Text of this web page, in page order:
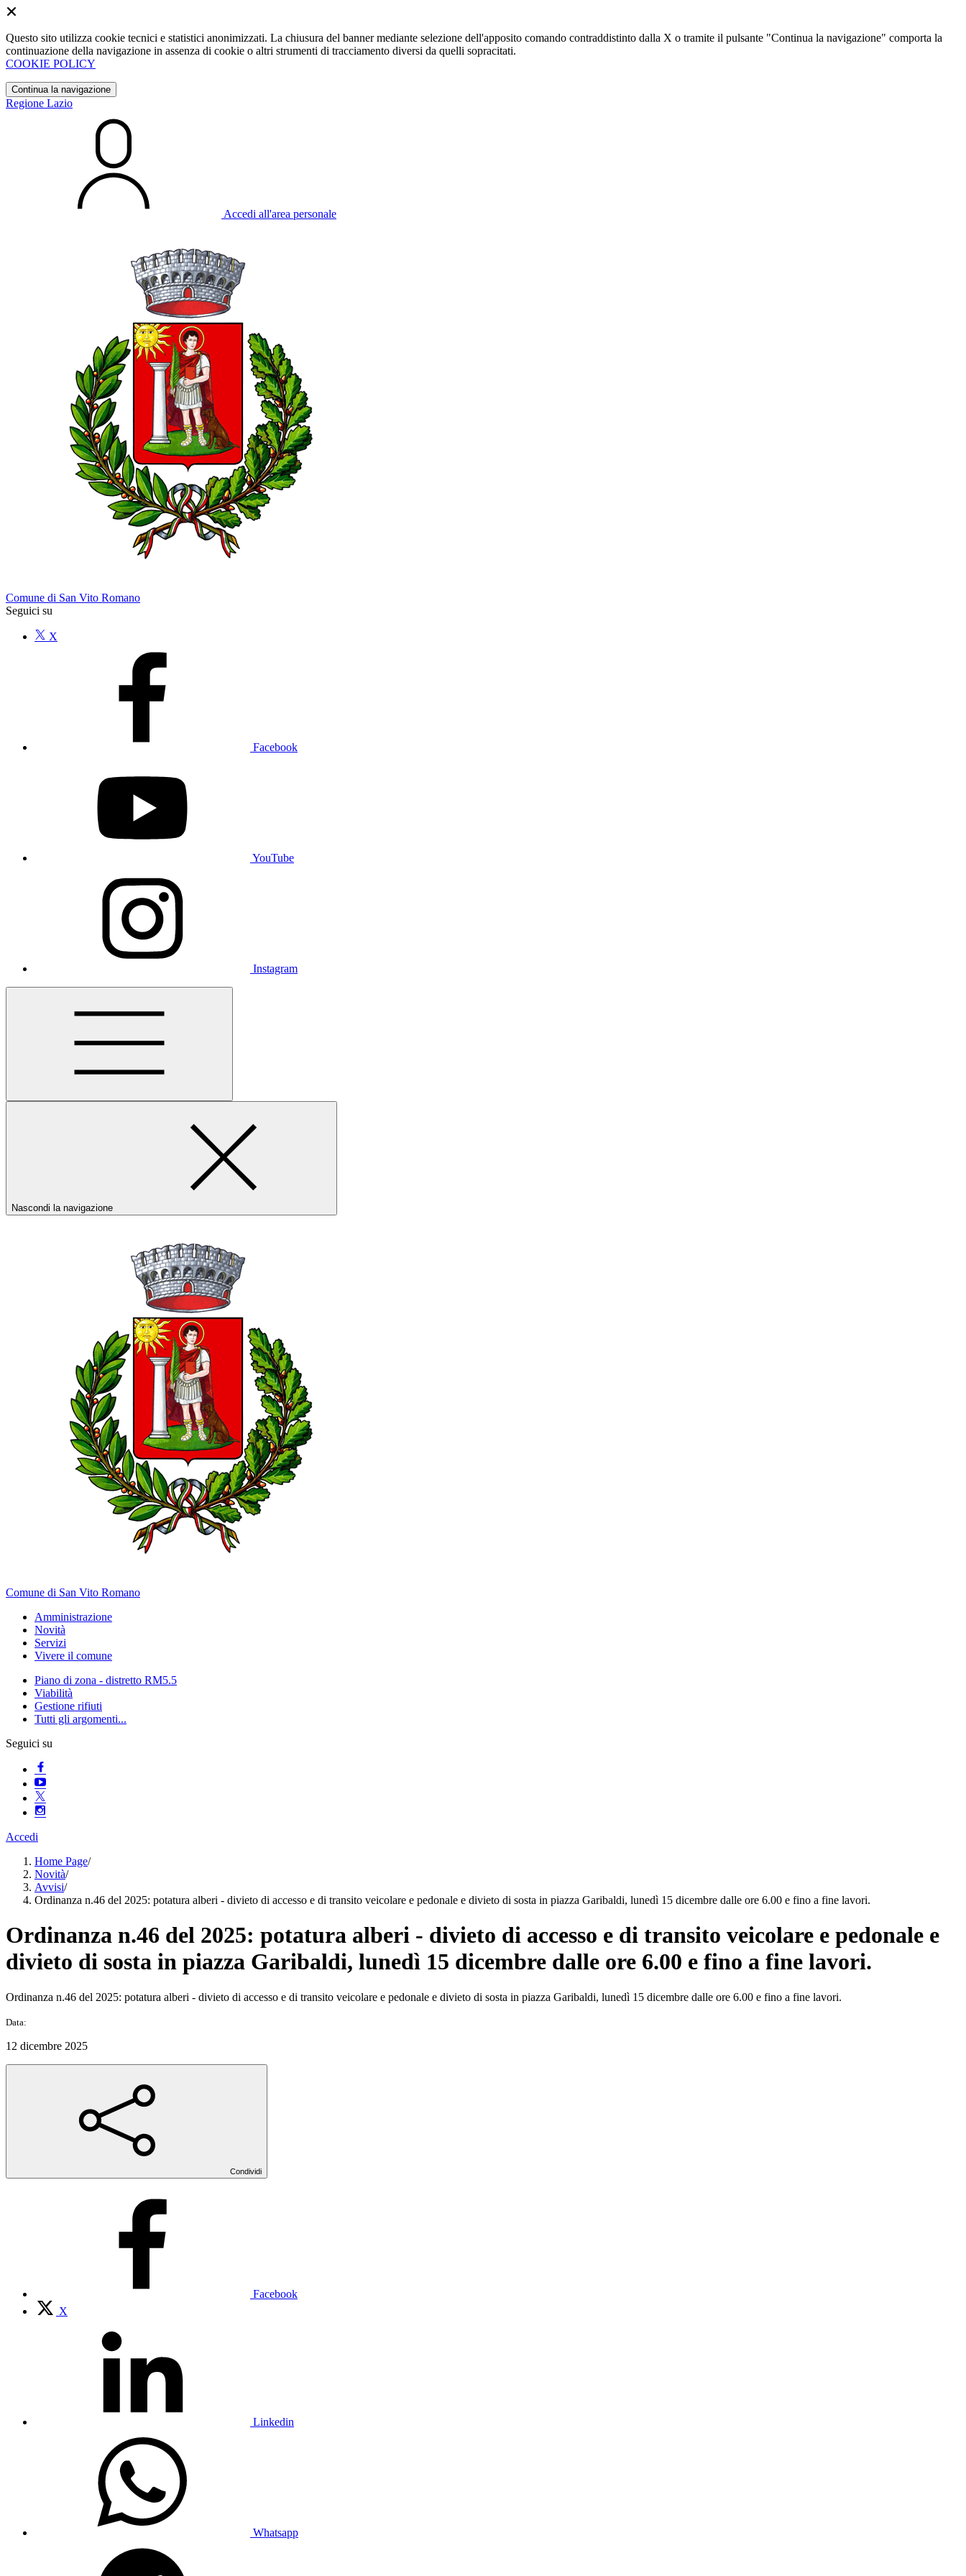
Questo sito utilizza cookie tecnici e statistici anonimizzati. La chiusura del banner mediante selezione dell'apposito comando contraddistinto dalla X o tramite il pulsante "Continua la navigazione" comporta la
continuazione della navigazione in assenza di cookie o altri strumenti di tracciamento diversi da quelli sopracitati.
COOKIE POLICY
Continua la navigazione
Regione Lazio
Accedi all'area personale
Comune di San Vito Romano
Seguici su
X
Facebook
YouTube
Instagram
Nascondi la navigazione
Comune di San Vito Romano
Amministrazione
Novità
Servizi
Vivere il comune
Piano di zona - distretto RM5.5
Viabilità
Gestione rifiuti
Tutti gli argomenti...
Seguici su
Accedi
Home Page/
Novità/
Avvisi/
Ordinanza n.46 del 2025: potatura alberi - divieto di accesso e di transito veicolare e pedonale e divieto di sosta in piazza Garibaldi, lunedì 15 dicembre dalle ore 6.00 e fino a fine lavori.
Ordinanza n.46 del 2025: potatura alberi - divieto di accesso e di transito veicolare e pedonale e
divieto di sosta in piazza Garibaldi, lunedì 15 dicembre dalle ore 6.00 e fino a fine lavori.
Ordinanza n.46 del 2025: potatura alberi - divieto di accesso e di transito veicolare e pedonale e divieto di sosta in piazza Garibaldi, lunedì 15 dicembre dalle ore 6.00 e fino a fine lavori.
Data:
12 dicembre 2025
Condividi
Facebook
X
Linkedin
Whatsapp